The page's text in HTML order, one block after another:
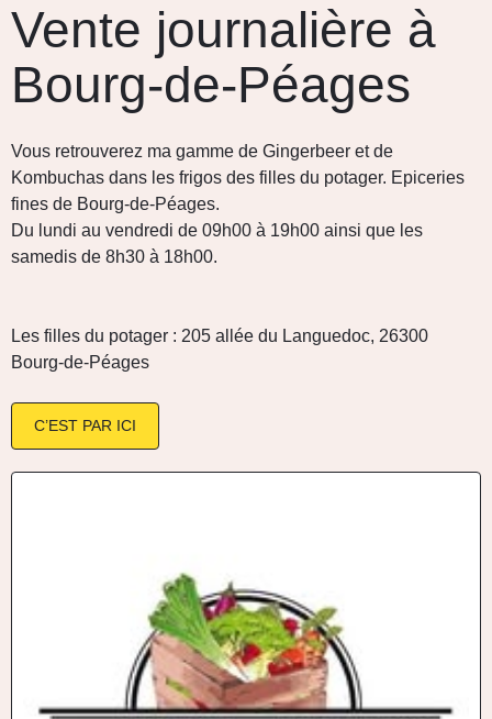
Vente journalière à
Bourg-de-Péages
Vous retrouverez ma gamme de Gingerbeer et de
Kombuchas dans les frigos des filles du potager. Epiceries
fines de Bourg-de-Péages.
Du lundi au vendredi de 09h00 à 19h00 ainsi que les
samedis de 8h30 à 18h00.
Les filles du potager : 205 allée du Languedoc, 26300
Bourg-de-Péages
C’EST PAR ICI